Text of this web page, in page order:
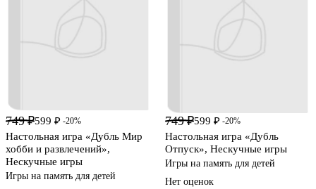
749 ₽599 ₽ -20%
Настольная игра «Дубль Мир
хобби и развлечений»,
Нескучные игры
Игры на память для детей
749 ₽599 ₽ -20%
Настольная игра «Дубль
Отпуск», Нескучные игры
Игры на память для детей
Нет оценок